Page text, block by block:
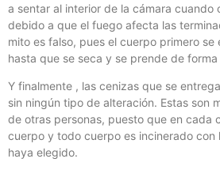
a sentar al interior de la cámara cuando
debido a que el fuego afecta las
mito es falso, pues el cuerpo primero
hasta que se seca y se prende de forma
Y finalmente , las cenizas que se
sin ningún tipo de alteración. Estas son
de otras personas, puesto que en cada
cuerpo y todo cuerpo es incinerado con
haya elegido.